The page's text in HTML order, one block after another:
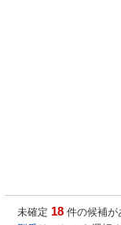
未確定 18 件の候補が